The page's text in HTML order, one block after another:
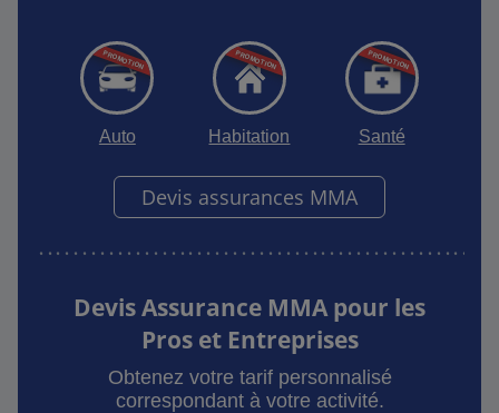
Auto Habitation Santé
Devis assurances MMA
Devis Assurance MMA pour les
Pros et Entreprises
Obtenez votre tarif personnalisé
correspondant à votre activité.